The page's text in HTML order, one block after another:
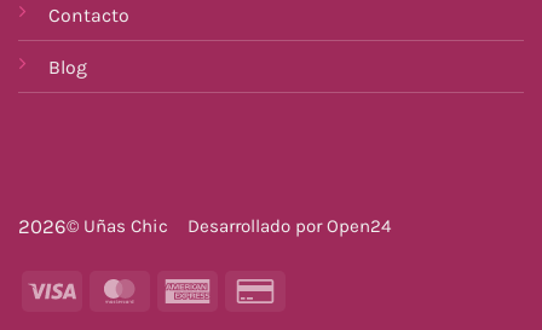
Contacto
Blog
2026© Uñas Chic Desarrollado porOpen24
Visa MasterCardAmerican